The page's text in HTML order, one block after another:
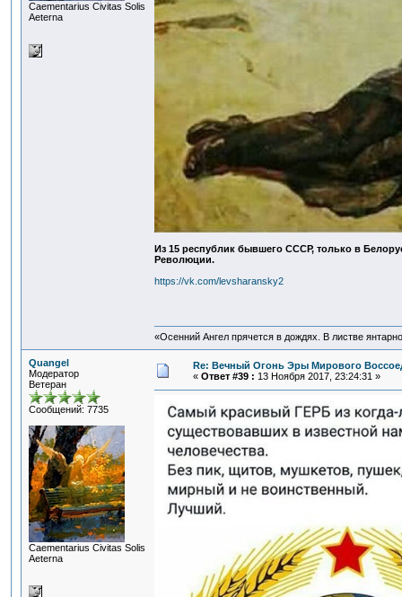
Сaementarius Civitas Solis
Aeterna
Из 15 республик бывшего СССР, только в
Революции.
https://vk.com/levsharansky2
«Осенний Ангел прячется в дождях. В листве
Quangel
Модератор
Ветеран
Сообщений: 7735
Сaementarius Civitas Solis
Aeterna
Re: Вечный Огонь Эры Мирового
« Ответ #39 : 13 Ноября 2017, 23:24:31 »